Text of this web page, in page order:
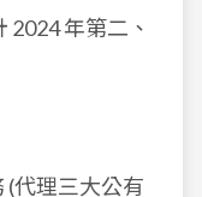
2024 年第二、
(代理三大公有